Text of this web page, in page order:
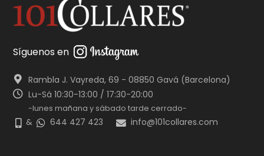
Síguenos en
Rambla J. Vayreda, 69 - 08850 Gavá (Barcelona)
Lu-Sá 10:30-13:00 / 17:30-20:00
-lunes mañana y sábado tarde cerrado-
& 644 427 423 info@101collares.com